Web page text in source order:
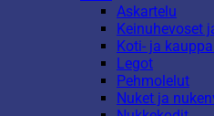
Askartelu
Keinuhevoset
Koti- ja
Legot
Pehmolelut
Nuket ja